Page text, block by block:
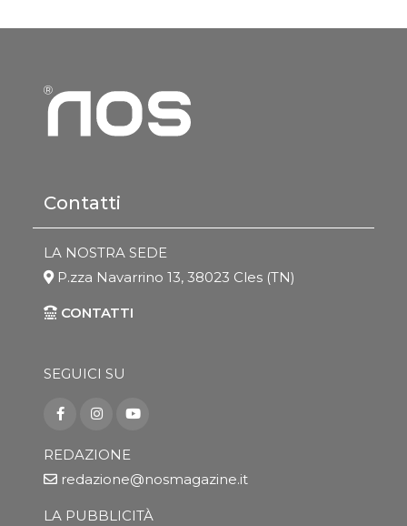
Contatti
LA NOSTRA SEDE
P.zza Navarrino 13, 38023 Cles (TN)
CONTATTI
SEGUICI SU
REDAZIONE
redazione@nosmagazine.it
LA PUBBLICITÀ